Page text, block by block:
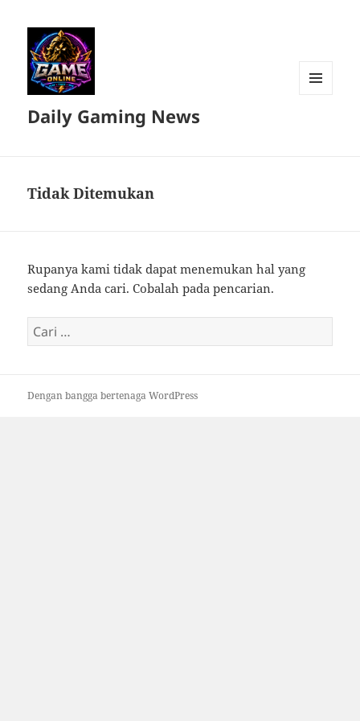
Daily Gaming News
Tidak Ditemukan
Rupanya kami tidak dapat menemukan hal yang
sedang Anda cari. Cobalah pada pencarian.
Cari
untuk:
Dengan bangga bertenaga WordPress